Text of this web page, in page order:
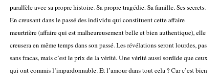
parallèle avec sa propre histoire. Sa propre tragédie. Sa famille. Ses secrets.
En creusant dans le passé des individu qui constituent cette affaire
meurtrière (affaire qui est malheureusement belle et bien authentique), elle
creusera en même temps dans son passé. Les révélations seront lourdes, pas
sans fracas, mais c’est le prix de la vérité. Une vérité aussi sordide que ceux
qui ont commis l’impardonnable. Et l’amour dans tout cela ? Car c’est bien